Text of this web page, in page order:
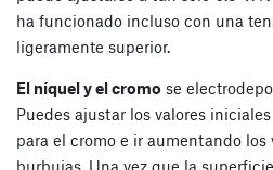
ha funcionado incluso con una
ligeramente superior.
El níquel y el cromo se
Puedes ajustar los valores
para el cromo e ir aumentando los
burbujas. Una vez que la